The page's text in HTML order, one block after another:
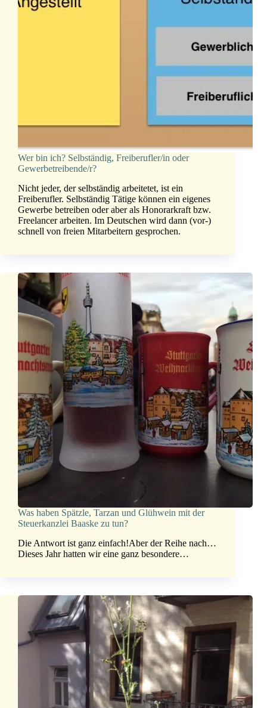
Wer bin ich? Selbständig, Freiberufler/in oder
Gewerbetreibende/r?
Nicht jeder, der selbständig arbeitetet, ist ein
Freiberufler. Selbständig Tätige können ein eigenes
Gewerbe betreiben oder aber als Honorarkraft bzw.
Freelancer arbeiten. Im Deutschen wird dann (vor-)
schnell von freien Mitarbeitern gesprochen.
Was haben Spätzle, Tarzan und Glühwein mit der
Steuerkanzlei Baaske zu tun?
Die Antwort ist ganz einfach!Aber der Reihe nach…
Dieses Jahr hatten wir eine ganz besondere…